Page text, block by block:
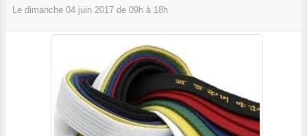
Le dimanche 04 juin 2017 de 09h à 18h